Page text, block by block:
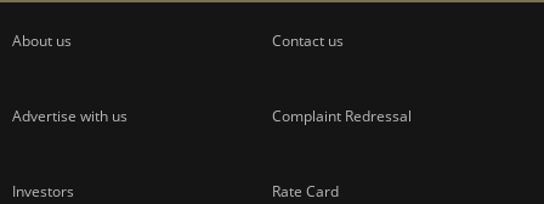
About us Contact us
Advertise with us Complaint Redressal
Investors Rate Card